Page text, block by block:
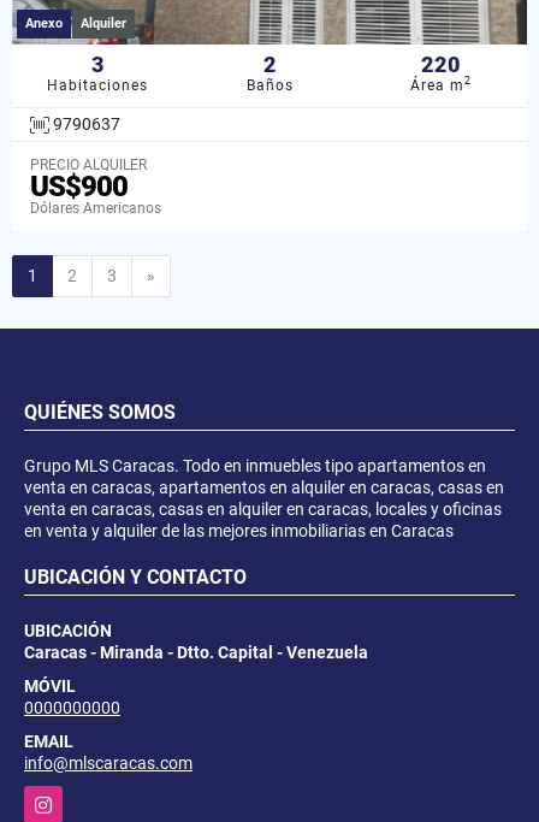
Anexo Alquiler
3
Habitaciones
2
Baños
220
Área m2
9790637
PRECIO ALQUILER
US$900
Dólares Americanos
1 2 3 »
QUIÉNES SOMOS
Grupo MLS Caracas. Todo en inmuebles tipo apartamentos en
venta en caracas, apartamentos en alquiler en caracas, casas en
venta en caracas, casas en alquiler en caracas, locales y oficinas
en venta y alquiler de las mejores inmobiliarias en Caracas
UBICACIÓN Y CONTACTO
UBICACIÓN
Caracas - Miranda - Dtto. Capital - Venezuela
MÓVIL
0000000000
EMAIL
info@mlscaracas.com
Instagram